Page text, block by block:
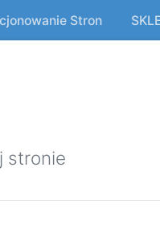
Stron
stronie